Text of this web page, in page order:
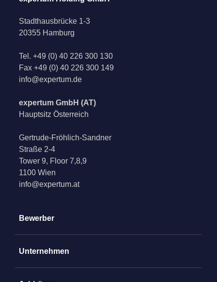
Stadthausbrücke 1-3
20355 Hamburg
Tel. +49 (0) 40 226 300 130
Fax +49 (0) 40 226 300 149
info@expertum.de
expertum GmbH (AT)
Hauptsitz Österreich
Gertrude-Fröhlich-Sandner
Straße 2-4
Tower 9, Floor 7,8,9
1100 Wien
info@expertum.at
Bewerber
Unternehmen